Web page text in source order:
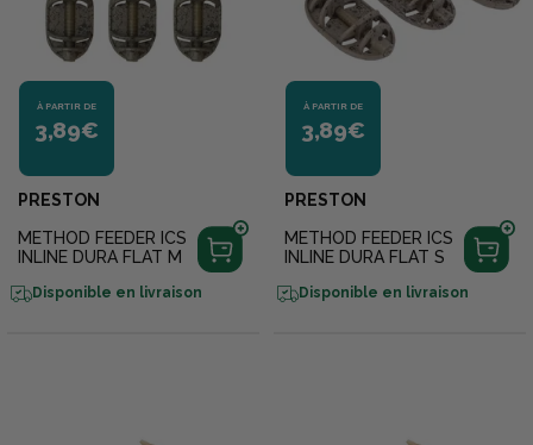
À PARTIR DE
3,89€
PRESTON
METHOD FEEDER ICS
INLINE DURA FLAT M
Disponible en livraison
À PARTIR DE
3,89€
PRESTON
METHOD FEEDER ICS
INLINE DURA FLAT S
Disponible en livraison